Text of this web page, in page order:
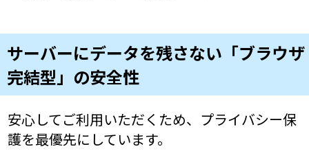
サーバーにデータを残さない「ブラウザ
完結型」の安全性
安心してご利用いただくため、プライバシー保
護を最優先にしています。